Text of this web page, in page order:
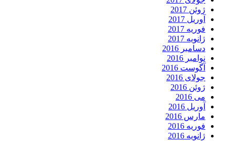
ژوئن 2017
آوریل 2017
فوریه 2017
ژانویه 2017
دسامبر 2016
نوامبر 2016
آگوست 2016
جولای 2016
ژوئن 2016
می 2016
آوریل 2016
مارس 2016
فوریه 2016
ژانویه 2016